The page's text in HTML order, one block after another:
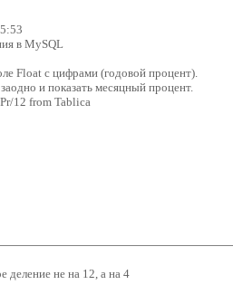
в MySQL
Float с цифрами (годовой процент).
и показать месяцный процент.
12 from Tablica
деление не на 12, а на 4